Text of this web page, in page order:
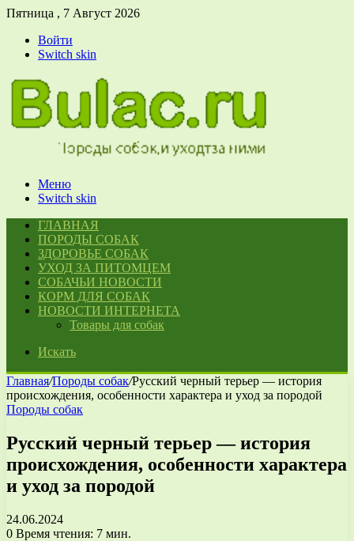
Пятница , 7 Август 2026
Войти
Switch skin
Меню
Switch skin
ГЛАВНАЯ
ПОРОДЫ СОБАК
ЗДОРОВЬЕ СОБАК
УХОД ЗА ПИТОМЦЕМ
СОБАЧЬИ НОВОСТИ
КОРМ ДЛЯ СОБАК
НОВОСТИ ИНТЕРНЕТА
Товары для собак
Искать
Главная/Породы собак/Русский черный терьер — история
происхождения, особенности характера и уход за породой
Породы собак
Русский черный терьер — история
происхождения, особенности характера
и уход за породой
24.06.2024
0 Время чтения: 7 мин.